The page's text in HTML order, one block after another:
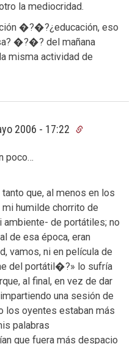
la mediocridad.
�?�?¿educación, eso
�?�? del mañana
misma actividad de
2006 - 17:22
poco…
que, al menos en los
humilde chorrito de
ambiente- de portátiles; no
de esa época, eran
vamos, ni en película de
del portátil�?» lo sufría
al final, en vez de dar
una sesión de
los oyentes estaban más
palabras
que fuera más despacio